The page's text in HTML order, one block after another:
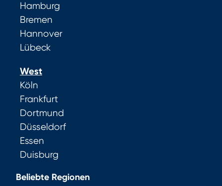
Hamburg
Bremen
Hannover
Lübeck
West
Köln
Frankfurt
Dortmund
Düsseldorf
Essen
Duisburg
Beliebte Regionen